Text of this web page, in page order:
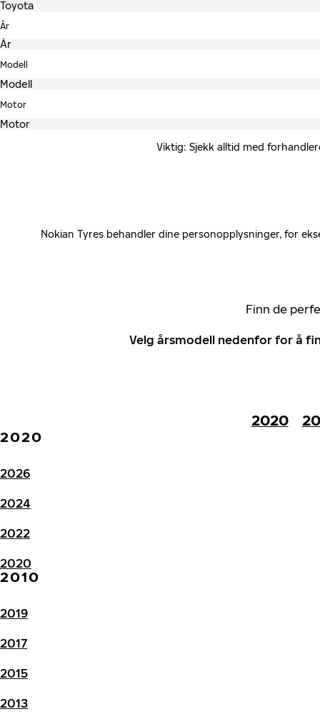
År
Modell
Motor
Viktig: Sjekk alltid med
Nokian Tyres behandler dine personopplysninger, for
Finn de
Velg årsmodell nedenfor for å
2020
2020
2026
2024
2022
2020
2010
2019
2017
2015
2013